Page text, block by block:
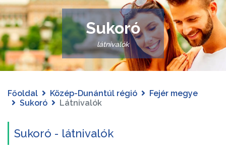
Sukoró
látnivalók
Főoldal Közép-Dunántúl régió
Fejér megye
Sukoró
Látnivalók
Sukoró - látnivalók